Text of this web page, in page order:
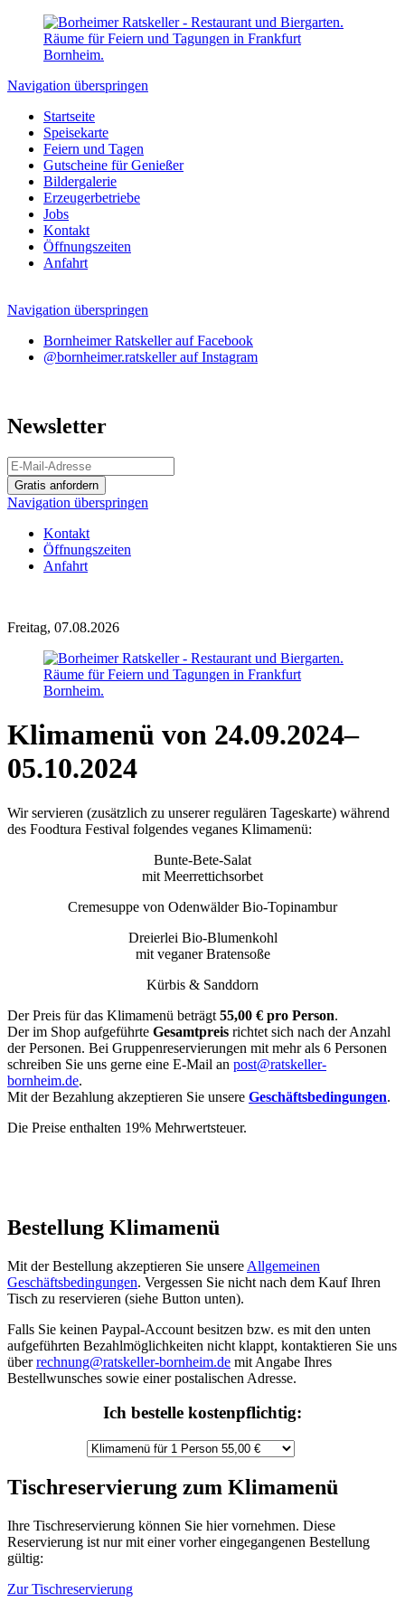
Navigation überspringen
Startseite
Speisekarte
Feiern und Tagen
Gutscheine für Genießer
Bildergalerie
Erzeugerbetriebe
Jobs
Kontakt
Öffnungszeiten
Anfahrt
Navigation überspringen
Bornheimer Ratskeller auf Facebook
@bornheimer.ratskeller auf Instagram
Newsletter
Gratis anfordern
Navigation überspringen
Kontakt
Öffnungszeiten
Anfahrt
Freitag, 07.08.2026
Klimamenü von 24.09.2024–
05.10.2024
Wir servieren (zusätzlich zu unserer regulären Tageskarte) während
des Foodtura Festival folgendes veganes Klimamenü:
Bunte-Bete-Salat
mit Meerrettichsorbet
Cremesuppe von Odenwälder Bio-Topinambur
Dreierlei Bio-Blumenkohl
mit veganer Bratensoße
Kürbis & Sanddorn
Der Preis für das Klimamenü beträgt 55,00 € pro Person.
Der im Shop aufgeführte Gesamtpreis richtet sich nach der Anzahl
der Personen. Bei Gruppenreservierungen mit mehr als 6 Personen
schreiben Sie uns gerne eine E-Mail an post@ratskeller-
bornheim.de.
Mit der Bezahlung akzeptieren Sie unsere Geschäftsbedingungen.
Die Preise enthalten 19% Mehrwertsteuer.
Bestellung Klimamenü
Mit der Bestellung akzeptieren Sie unsere Allgemeinen
Geschäftsbedingungen. Vergessen Sie nicht nach dem Kauf Ihren
Tisch zu reservieren (siehe Button unten).
Falls Sie keinen Paypal-Account besitzen bzw. es mit den unten
aufgeführten Bezahlmöglichkeiten nicht klappt, kontaktieren Sie uns
überrechnung@ratskeller-bornheim.de mit Angabe Ihres
Bestellwunsches sowie einer postalischen Adresse.
Ich bestelle kostenpflichtig:
Tischreservierung zum Klimamenü
Ihre Tischreservierung können Sie hier vornehmen. Diese
Reservierung ist nur mit einer vorher eingegangenen Bestellung
gültig:
Zur Tischreservierung